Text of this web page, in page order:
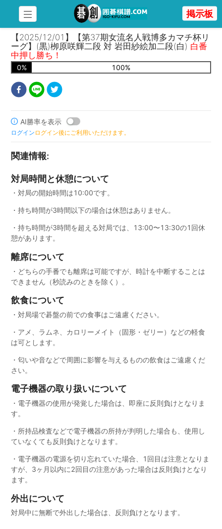
掲示板
【2025/12/01】【第37期女流名人戦博多カマチ杯リ
ーグ】(黒)栁原咲輝二段 対 岩田紗絵加二段(白) 白番
中押し勝ち！
0% 100%
AI勝率を表示
ログイン ログイン後にご利用いただけます。
関連情報:
対局時間と休憩について
・対局の開始時間は10:00です。
・持ち時間が3時間以下の場合は休憩はありません。
・持ち時間が3時間を超える対局では、13:00〜13:30の1回休
憩があります。
離席について
・どちらの手番でも離席は可能ですが、時計を中断することは
できません（秒読みのときを除く）。
飲食について
・対局場で碁盤の前での食事はご遠慮ください。
・アメ、ラムネ、カロリーメイト（固形・ゼリー）などの軽食
は可とします。
・匂いや音などで周囲に影響を与えるものの飲食はご遠慮くだ
さい。
電子機器の取り扱いについて
・電子機器の使用が発覚した場合は、即座に反則負けとなりま
す。
・所持品検査などで電子機器の所持が判明した場合も、使用し
ていなくても反則負けとなります。
・電子機器の電源を切り忘れていた場合、1回目は注意となりま
すが、3ヶ月以内に2回目の注意があった場合は反則負けとなり
ます。
外出について
対局中に無断で外出した場合は、反則負けとなります。